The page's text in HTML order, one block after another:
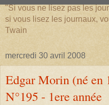
"Si vous ne lisez pas les
si vous lisez les journaux,
Twain
mercredi 30 avril 2008
Edgar Morin (né en
N°195 - 1ere année